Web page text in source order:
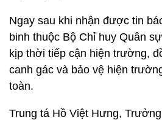
Ngay sau khi nhận được tin
binh thuộc Bộ Chỉ huy Quân
kịp thời tiếp cận hiện trường,
canh gác và bảo vệ hiện
toàn.
Trung tá Hồ Việt Hưng,